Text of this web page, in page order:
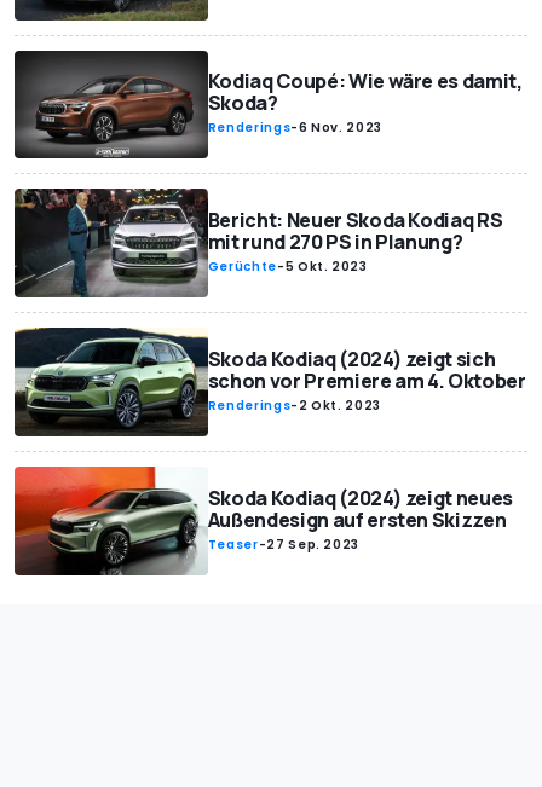
Kodiaq Coupé: Wie wäre es damit,
Skoda?
Renderings-6 Nov. 2023
Bericht: Neuer Skoda Kodiaq RS
mit rund 270 PS in Planung?
Gerüchte-5 Okt. 2023
Skoda Kodiaq (2024) zeigt sich
schon vor Premiere am 4. Oktober
Renderings- 2 Okt. 2023
Skoda Kodiaq (2024) zeigt neues
Außendesign auf ersten Skizzen
Teaser-27 Sep. 2023